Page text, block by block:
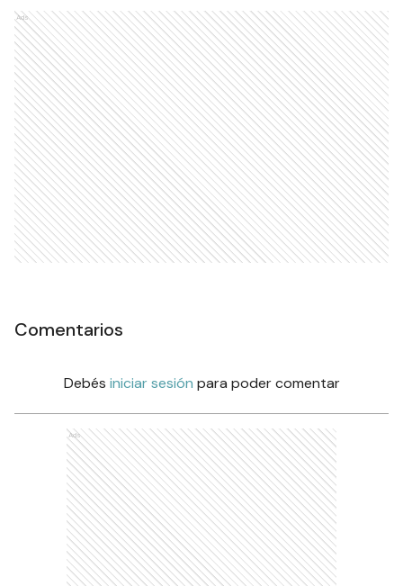
Ads
Comentarios
Debés iniciar sesión para poder comentar
Ads